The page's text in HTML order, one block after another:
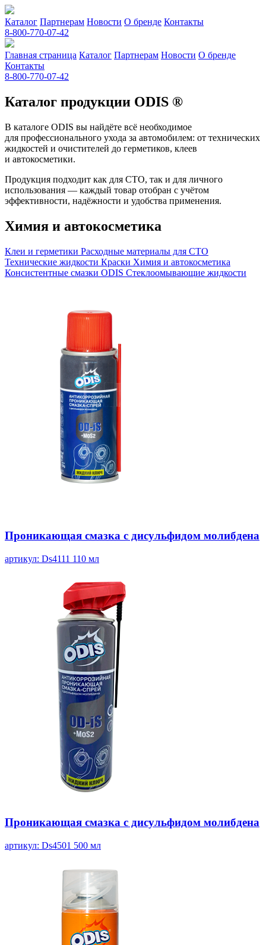
Каталог Партнерам Новости О бренде Контакты
8-800-770-07-42
Главная страница Каталог Партнерам Новости О бренде
Контакты
8-800-770-07-42
Каталог продукции ODIS ®
В каталоге ODIS вы найдёте всё необходимое
для профессионального ухода за автомобилем: от технических
жидкостей и очистителей до герметиков, клеев
и автокосметики.
Продукция подходит как для СТО, так и для личного
использования — каждый товар отобран с учётом
эффективности, надёжности и удобства применения.
Химия и автокосметика
Клеи и герметики Расходные материалы для СТО
Технические жидкости Краски Химия и автокосметика
Консистентные смазки ODIS Стеклоомывающие жидкости
Проникающая смазка с дисульфидом молибдена
артикул: Ds4111 110 мл
Проникающая смазка с дисульфидом молибдена
артикул: Ds4501 500 мл